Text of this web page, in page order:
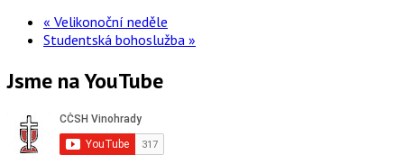
« Velikonoční neděle
Studentská bohoslužba »
Jsme na YouTube